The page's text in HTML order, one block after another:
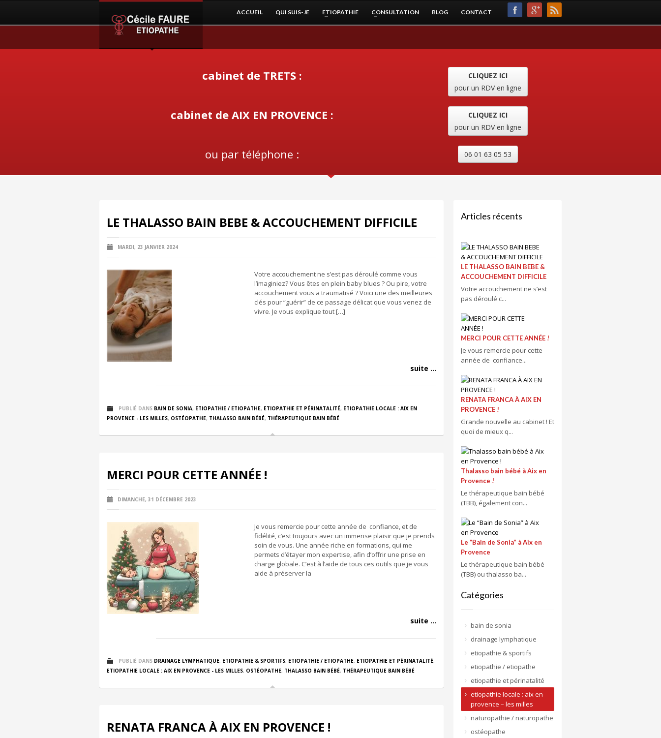
ACCUEIL QUI SUIS-JE ETIOPATHIE CONSULTATION BLOG CONTACT
cabinet de TRETS :
CLIQUEZ ICI
pour un RDV en ligne
cabinet de AIX EN PROVENCE :
CLIQUEZ ICI
pour un RDV en ligne
ou par téléphone : 06 01 63 05 53
LE THALASSO BAIN BEBE & ACCOUCHEMENT DIFFICILE
MARDI, 23 JANVIER 2024
Votre accouchement ne s’est pas déroulé comme vous
l’imaginiez? Vous êtes en plein baby blues ? Ou pire, votre
accouchement vous a traumatisé ? Voici une des meilleures
clés pour “guérir” de ce passage délicat que vous venez de
vivre. Je vous explique tout […]
suite ...
PUBLIÉ DANS BAIN DE SONIA, ETIOPATHIE / ETIOPATHE, ETIOPATHIE ET PÉRINATALITÉ, ETIOPATHIE LOCALE : AIX EN
PROVENCE - LES MILLES, OSTÉOPATHE, THALASSO BAIN BÉBÉ, THÉRAPEUTIQUE BAIN BÉBÉ
MERCI POUR CETTE ANNÉE !
DIMANCHE, 31 DÉCEMBRE 2023
Je vous remercie pour cette année de confiance, et de
fidélité, c’est toujours avec un immense plaisir que je prends
soin de vous. Une année riche en formations, qui me
permets d’étayer mon expertise, afin d’offrir une prise en
charge globale. C’est à l’aide de tous ces outils que je vous
aide à préserver la
suite ...
PUBLIÉ DANS DRAINAGE LYMPHATIQUE, ETIOPATHIE & SPORTIFS, ETIOPATHIE / ETIOPATHE, ETIOPATHIE ET PÉRINATALITÉ,
ETIOPATHIE LOCALE : AIX EN PROVENCE - LES MILLES, OSTÉOPATHE, THALASSO BAIN BÉBÉ, THÉRAPEUTIQUE BAIN BÉBÉ
RENATA FRANCA À AIX EN PROVENCE !
Articles récents
LE THALASSO BAIN BEBE &
ACCOUCHEMENT DIFFICILE
Votre accouchement ne s’est
pas déroulé c...
MERCI POUR CETTE ANNÉE !
Je vous remercie pour cette
année de confiance...
RENATA FRANCA À AIX EN
PROVENCE !
Grande nouvelle au cabinet ! Et
quoi de mieux q...
Thalasso bain bébé à Aix en
Provence !
Le thérapeutique bain bébé
(TBB), également con...
Le “Bain de Sonia” à Aix en
Provence
Le thérapeutique bain bébé
(TBB) ou thalasso ba...
Catégories
bain de sonia
drainage lymphatique
etiopathie & sportifs
etiopathie / etiopathe
etiopathie et périnatalité
etiopathie locale : aix en
provence – les milles
naturopathie / naturopathe
ostéopathe